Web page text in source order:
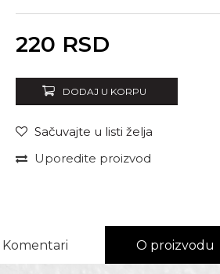
220 RSD
DODAJ U KORPU
Sačuvajte u listi želja
Uporedite proizvod
Komentari O proizvodu